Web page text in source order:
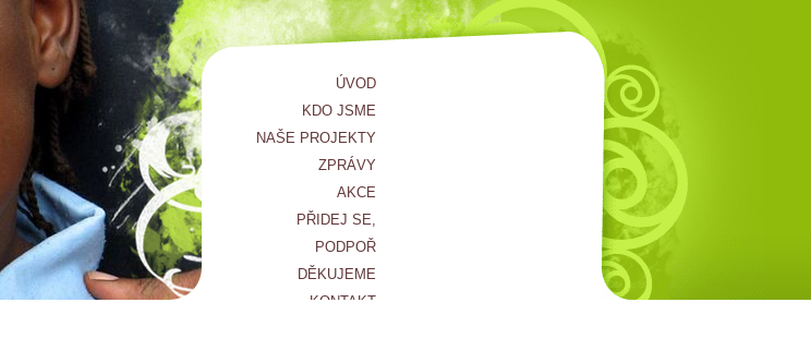
ÚVOD
KDO JSME
NAŠE PROJEKTY
ZPRÁVY
AKCE
PŘIDEJ SE,
PODPOŘ
DĚKUJEME
KONTAKT